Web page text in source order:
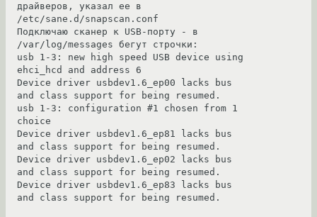
драйверов, указал ее в
/etc/sane.d/snapscan.conf
Подключаю сканер к USB-порту - в
/var/log/messages бегут строчки:
usb 1-3: new high speed USB device using
ehci_hcd and address 6
Device driver usbdev1.6_ep00 lacks bus
and class support for being resumed.
usb 1-3: configuration #1 chosen from 1
choice
Device driver usbdev1.6_ep81 lacks bus
and class support for being resumed.
Device driver usbdev1.6_ep02 lacks bus
and class support for being resumed.
Device driver usbdev1.6_ep83 lacks bus
and class support for being resumed.